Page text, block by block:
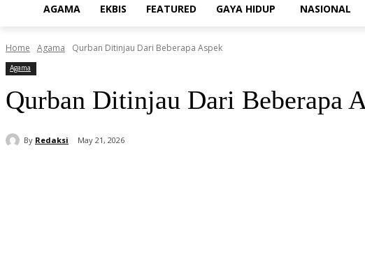
AGAMA EKBIS FEATURED GAYA HIDUP NASIONAL
Home Agama Qurban Ditinjau Dari Beberapa Aspek
Agama
Qurban Ditinjau Dari Beberapa
By Redaksi May 21, 2026